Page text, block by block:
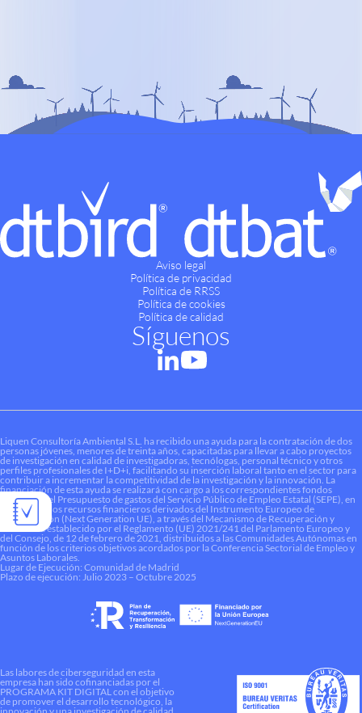
Aviso legal
Política de privacidad
Política de RRSS
Política de cookies
Política de calidad
Síguenos
Liquen Consultoría Ambiental S.L. ha recibido una ayuda para la contratación de dos
personas jóvenes, menores de treinta años, capacitadas para llevar a cabo proyectos
de investigación en calidad de investigadoras, tecnólogas, personal técnico y otros
perfiles profesionales de I+D+i, facilitando su inserción laboral tanto en el sector para
contribuir a incrementar la competitividad de la investigación y la innovación. La
financiación de esta ayuda se realizará con cargo a los correspondientes fondos
dotados en el Presupuesto de gastos del Servicio Público de Empleo Estatal (SEPE), en
el marco de los recursos financieros derivados del Instrumento Europeo de
Recuperación (Next Generation UE), a través del Mecanismo de Recuperación y
Resiliencia establecido por el Reglamento (UE) 2021/241 del Parlamento Europeo y
del Consejo, de 12 de febrero de 2021, distribuidos a las Comunidades Autónomas en
función de los criterios objetivos acordados por la Conferencia Sectorial de Empleo y
Asuntos Laborales.
Lugar de Ejecución: Comunidad de Madrid
Plazo de ejecución: Julio 2023 – Octubre 2025
Las labores de ciberseguridad en esta
empresa han sido cofinanciadas por el
PROGRAMA KIT DIGITAL con el objetivo
de promover el desarrollo tecnológico, la